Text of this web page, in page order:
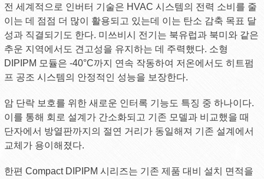
전 세계적으로 인버터 기술은 HVAC 시스템의 전력 소비를 줄
이는 데 점점 더 많이 활용되고 있는데 이는 탄소 감축 목표 달
성과 직결되기도 한다. 미쓰비시 전기는 북유럽과 북미와 같은
추운 지역에서도 견고성을 유지하는 데 주력했다. 소형
DIPIPM 모듈은 -40°C까지 연속 작동하여 저온에서도 히트펌
프 공조 시스템의 안정적인 성능을 보장한다.
암 단락 보호를 위한 새로운 인터록 기능도 특징 중 하나이다.
이를 통해 회로 설계가 간소화되고 기존 모델과 비교했을 때
단자에서 방열판까지의 절연 거리가 동일해져 기존 설계에서
교체가 용이해졌다.
한편 Compact DIPIPM 시리즈는 기존 제품 대비 설치 면적을